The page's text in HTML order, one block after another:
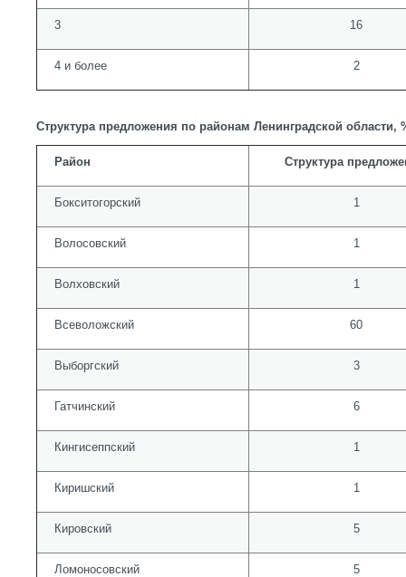
3 16
4 и более 2
Структура предложения по районам Ленинградской
Район Структура
Бокситогорский 1
Волосовский 1
Волховский 1
Всеволожский 60
Выборгский 3
Гатчинский 6
Кингисеппский 1
Киришский 1
Кировский 5
Ломоносовский 5